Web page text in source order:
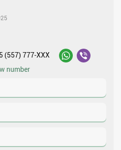
(557) 777-XXX
number